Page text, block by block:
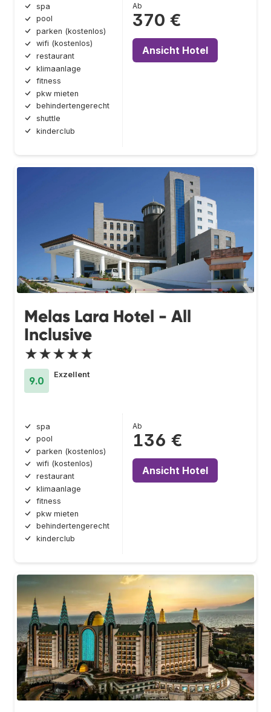
spa
pool
parken (kostenlos)
wifi (kostenlos)
restaurant
klimaanlage
fitness
pkw mieten
behindertengerecht
shuttle
kinderclub
Ab
370 €
Ansicht Hotel
Melas Lara Hotel - All
Inclusive
★★★★★
9.0
Exzellent
spa
pool
parken (kostenlos)
wifi (kostenlos)
restaurant
klimaanlage
fitness
pkw mieten
behindertengerecht
kinderclub
Ab
136 €
Ansicht Hotel